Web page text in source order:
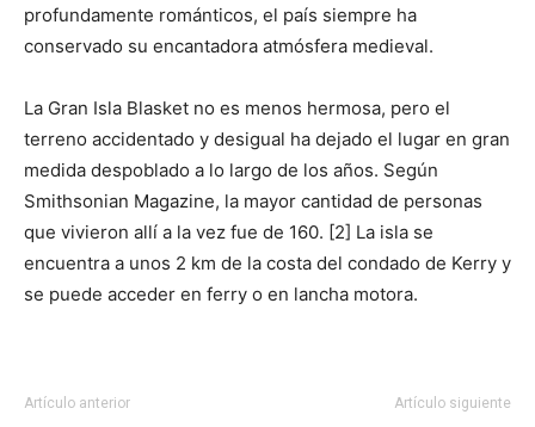
profundamente románticos, el país siempre ha
conservado su encantadora atmósfera medieval.
La Gran Isla Blasket no es menos hermosa, pero el
terreno accidentado y desigual ha dejado el lugar en gran
medida despoblado a lo largo de los años. Según
Smithsonian Magazine, la mayor cantidad de personas
que vivieron allí a la vez fue de 160. [2] La isla se
encuentra a unos 2 km de la costa del condado de Kerry y
se puede acceder en ferry o en lancha motora.
Artículo anterior Artículo siguiente